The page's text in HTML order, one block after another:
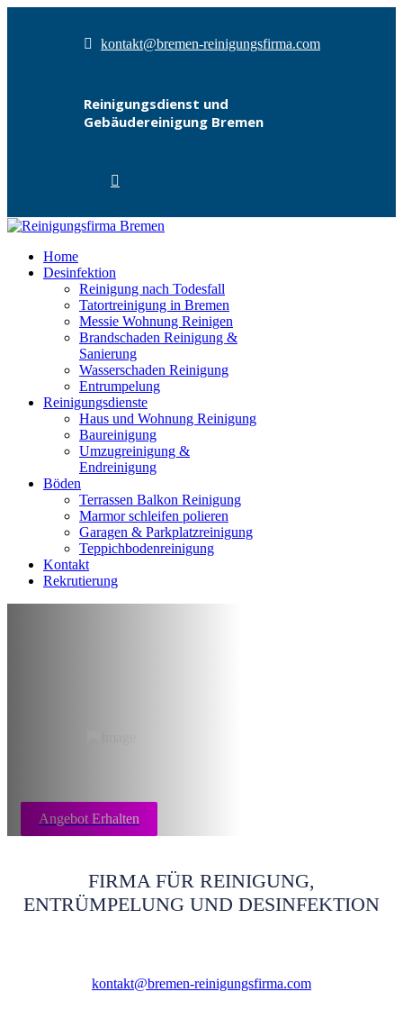
kontakt@bremen-reinigungsfirma.com
Reinigungsdienst und
Gebäudereinigung Bremen
Home
Desinfektion
Reinigung nach Todesfall
Tatortreinigung in Bremen
Messie Wohnung Reinigen
Brandschaden Reinigung &
Sanierung
Wasserschaden Reinigung
Entrumpelung
Reinigungsdienste
Haus und Wohnung Reinigung
Baureinigung
Umzugreinigung &
Endreinigung
Böden
Terrassen Balkon Reinigung
Marmor schleifen polieren
Garagen & Parkplatzreinigung
Teppichbodenreinigung
Kontakt
Rekrutierung
Angebot Erhalten
FIRMA FÜR REINIGUNG,
ENTRÜMPELUNG UND DESINFEKTION
kontakt@bremen-reinigungsfirma.com